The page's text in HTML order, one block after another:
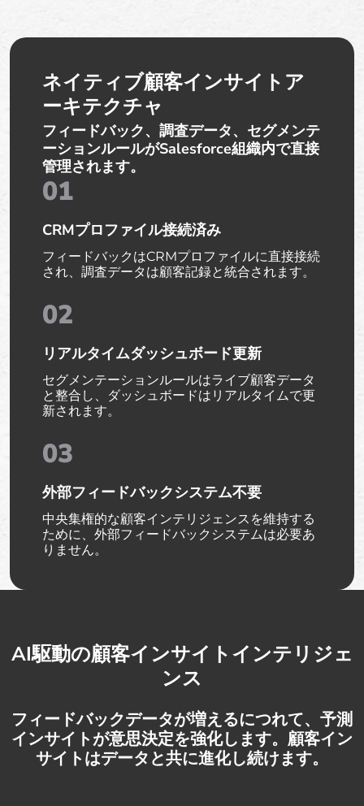
ネイティブ顧客インサイトア
ーキテクチャ
フィードバック、調査データ、セグメンテ
ーションルールがSalesforce組織内で直接
管理されます。
01
CRMプロファイル接続済み
フィードバックはCRMプロファイルに直接接続
され、調査データは顧客記録と統合されます。
02
リアルタイムダッシュボード更新
セグメンテーションルールはライブ顧客データ
と整合し、ダッシュボードはリアルタイムで更
新されます。
03
外部フィードバックシステム不要
中央集権的な顧客インテリジェンスを維持する
ために、外部フィードバックシステムは必要あ
りません。
AI駆動の顧客インサイトインテリジェ
ンス
フィードバックデータが増えるにつれて、予測
インサイトが意思決定を強化します。顧客イン
サイトはデータと共に進化し続けます。